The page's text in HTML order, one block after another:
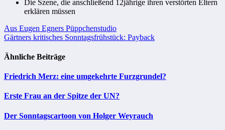
Die Szene, die anschließend 12jährige ihren verstörten Eltern
erklären müssen
Beitragsnavigation
Aus Eugen Egners Püppchenstudio
Gärtners kritisches Sonntagsfrühstück: Payback
Ähnliche Beiträge
Friedrich Merz: eine umgekehrte Furzgrundel?
Erste Frau an der Spitze der UN?
Der Sonntagscartoon von Holger Weyrauch